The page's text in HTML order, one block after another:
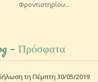
Φροντιστηρίου...
– Πρόσφατα
τη Πέμπτη 30/05/2019